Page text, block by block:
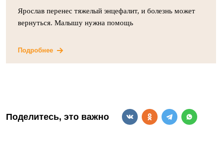
Ярослав перенес тяжелый энцефалит, и болезнь может
вернуться. Малышу нужна помощь
Подробнее
Поделитесь, это важно